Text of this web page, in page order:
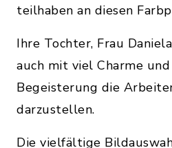
teilhaben an diesen
Ihre Tochter, Frau
auch mit viel Charme
Begeisterung die
darzustellen.
Die vielfältige